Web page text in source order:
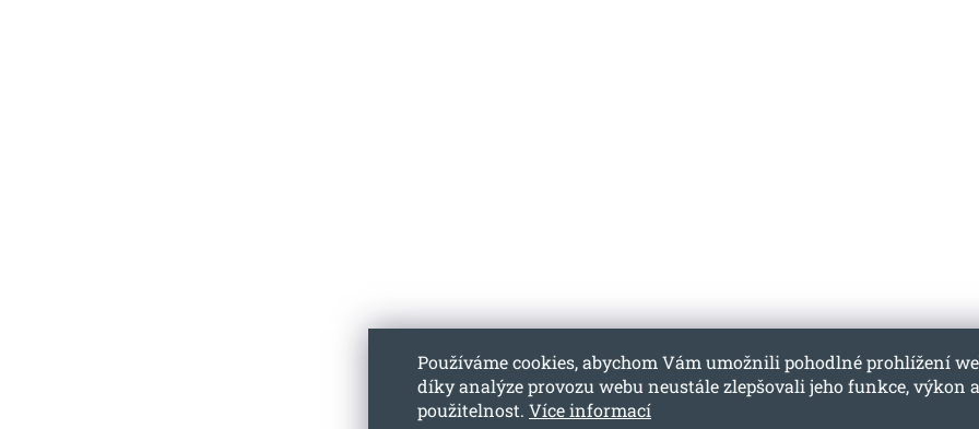
Používáme cookies, abychom Vám umožnili pohodlné prohlížení
díky analýze provozu webu neustále zlepšovali jeho funkce, výkon a
použitelnost. Více informací